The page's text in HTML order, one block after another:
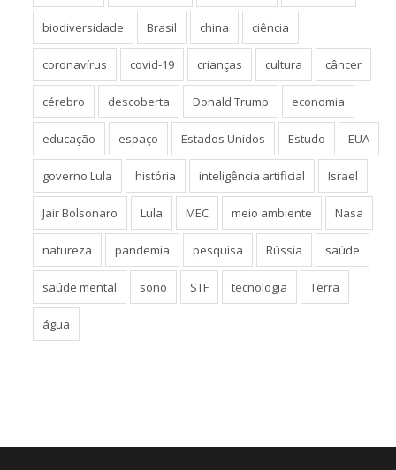
biodiversidade Brasil china ciência
coronavírus covid-19 crianças cultura câncer
cérebro descoberta Donald Trump economia
educação espaço Estados Unidos Estudo EUA
governo Lula história inteligência artificial Israel
Jair Bolsonaro Lula MEC meio ambiente Nasa
natureza pandemia pesquisa Rússia saúde
saúde mental sono STF tecnologia Terra
água